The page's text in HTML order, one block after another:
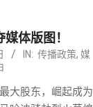
体版图！
IN: 传播政策, 媒
大股东，崛起成为